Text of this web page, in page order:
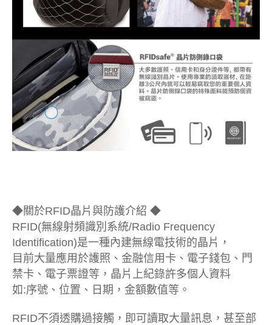
◆關於RFID晶片與防護介紹 ◆
RFID(無線射頻識別系統/Radio Frequency
Identification)是一種內建無線電技術的晶片，
目前大量應用於護照、金融信用卡、電子錢包、門
禁卡、電子票證等，晶片上紀錄許多個人資料
如:序號、位置、日期，金額數值等。
RFID不須透購過接觸，即可讀取大量訊息，甚至部